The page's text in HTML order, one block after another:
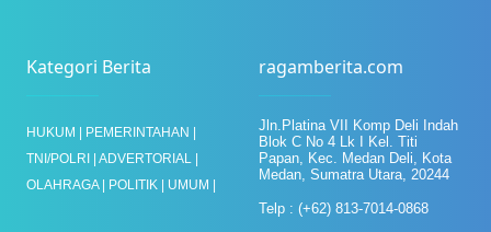
Kategori Berita
HUKUM |
PEMERINTAHAN |
TNI/POLRI | ADVERTORIAL |
OLAHRAGA |
POLITIK | UMUM |
ragamberita.com
Jln.Platina VII Komp Deli Indah
Blok C No 4 Lk I
Kel. Titi
Papan, Kec. Medan Deli, Kota
Medan, Sumatra Utara, 20244
Telp : (+62) 813-7014-0868